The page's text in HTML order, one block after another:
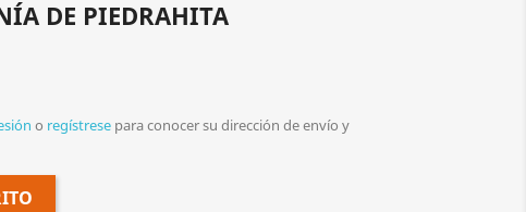
DE PIEDRAHITA
o regístrese para conocer su dirección de envío y